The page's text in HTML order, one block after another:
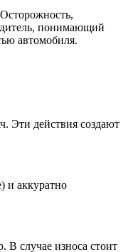
понимающий
автомобиля.
Эти действия создают
и аккуратно
В случае износа стоит